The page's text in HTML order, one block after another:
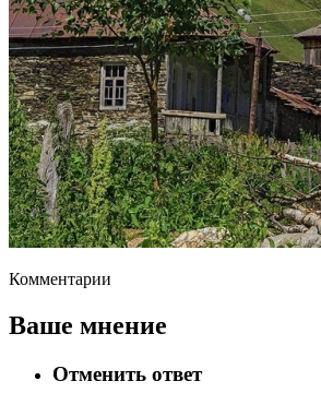
Комментарии
Ваше мнение
Отменить ответ